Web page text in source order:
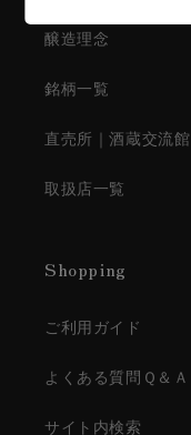
醸造理念
銘柄一覧
直売所｜酒蔵交流館
取扱店一覧
Shopping
ご利用ガイド
よくある質問Ｑ＆Ａ
サイト内検索